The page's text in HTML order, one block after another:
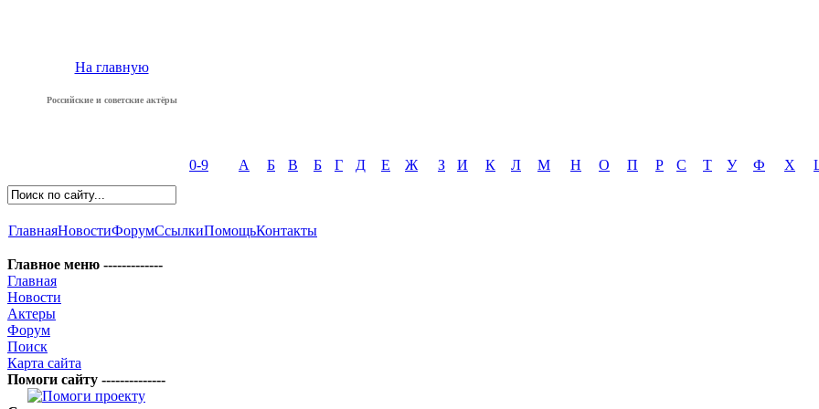
На главную
Российские и советские актёры
0-9 А Б В Б Г Д Е Ж З И К Л М Н О П Р С Т У Ф Х
ГлавнаяНовостиФорумСсылкиПомощьКонтакты
Главное меню -------------
Главная
Новости
Актеры
Форум
Поиск
Карта сайта
Помоги сайту --------------